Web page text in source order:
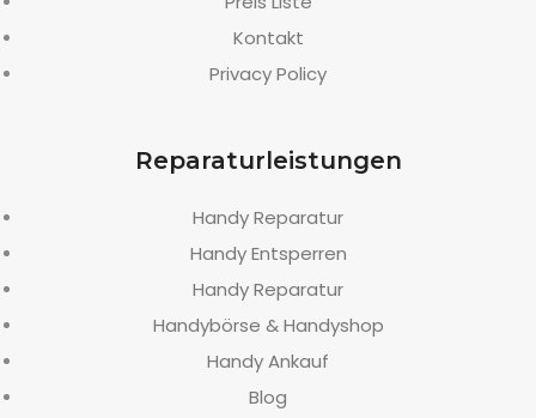
Kontakt
Privacy Policy
Reparaturleistungen
Handy Reparatur
Handy Entsperren
Handy Reparatur
Handybörse & Handyshop
Handy Ankauf
Blog